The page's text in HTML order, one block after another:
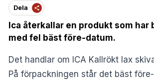
Dela
Ica återkallar en produkt som har
med fel bäst före-datum.
Det handlar om ICA Kallrökt lax
På förpackningen står det bäst